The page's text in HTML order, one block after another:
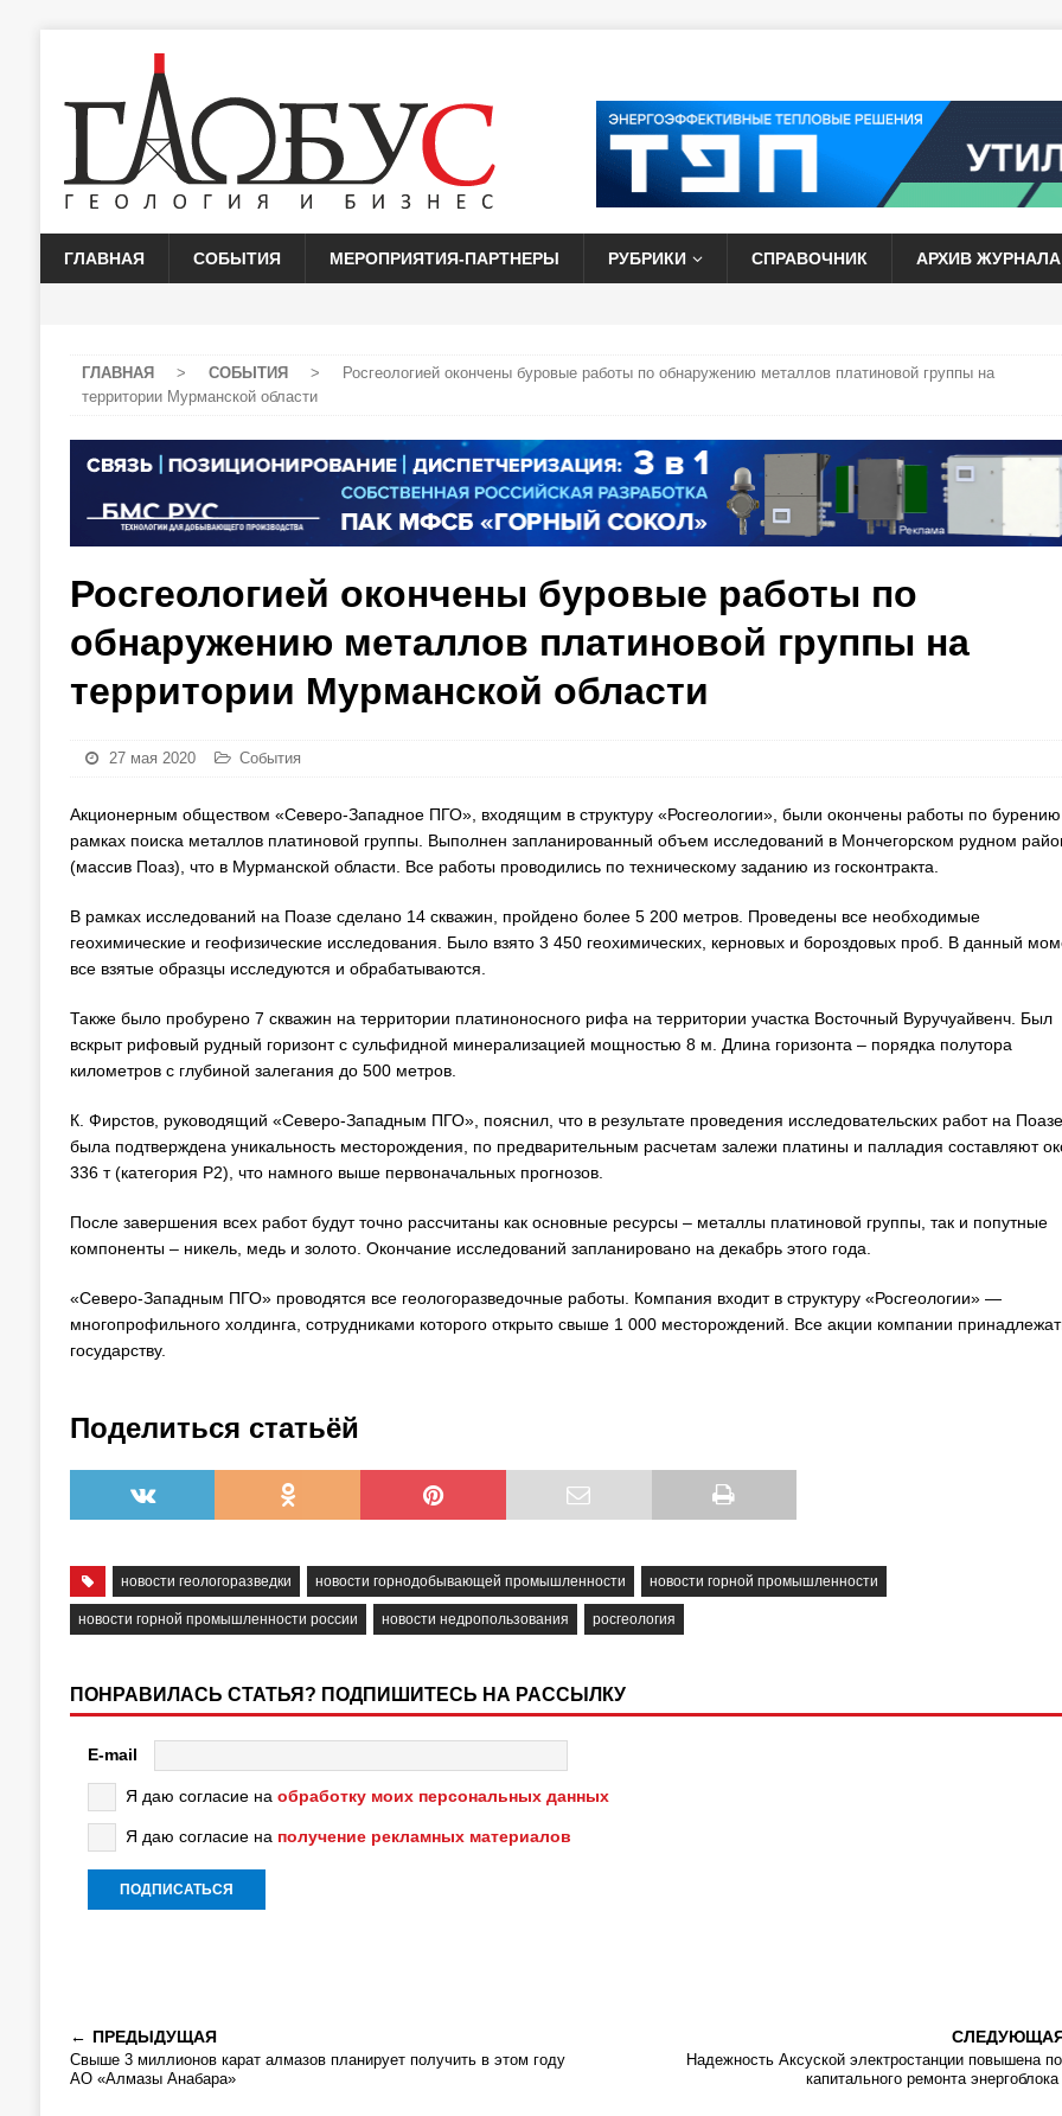
ГЛАВНАЯ СОБЫТИЯ МЕРОПРИЯТИЯ-ПАРТНЕРЫ РУБРИКИ СПРАВОЧНИК АРХИВ ЖУРНАЛА
ГЛАВНАЯ > СОБЫТИЯ >
Росгеологией окончены буровые работы по обнаружению металлов платиновой группы на
территории Мурманской области
Росгеологией окончены буровые работы по
обнаружению металлов платиновой группы на
территории Мурманской области
27 мая 2020 События
Акционерным обществом «Северо-Западное ПГО», входящим в структуру «Росгеологии», были окончены работы по
рамках поиска металлов платиновой группы. Выполнен запланированный объем исследований в Мончегорском рудном
(массив Поаз), что в Мурманской области. Все работы проводились по техническому заданию из госконтракта.
В рамках исследований на Поазе сделано 14 скважин, пройдено более 5 200 метров. Проведены все необходимые
геохимические и геофизические исследования. Было взято 3 450 геохимических, керновых и бороздовых проб. В данный
все взятые образцы исследуются и обрабатываются.
Также было пробурено 7 скважин на территории платиноносного рифа на территории участка Восточный Вуручуайвенч. Был
вскрыт рифовый рудный горизонт с сульфидной минерализацией мощностью 8 м. Длина горизонта – порядка полутора
километров с глубиной залегания до 500 метров.
К. Фирстов, руководящий «Северо-Западным ПГО», пояснил, что в результате проведения исследовательских работ на Поазе
была подтверждена уникальность месторождения, по предварительным расчетам залежи платины и палладия составляют
336 т (категория Р2), что намного выше первоначальных прогнозов.
После завершения всех работ будут точно рассчитаны как основные ресурсы – металлы платиновой группы, так и попутные
компоненты – никель, медь и золото. Окончание исследований запланировано на декабрь этого года.
«Северо-Западным ПГО» проводятся все геологоразведочные работы. Компания входит в структуру «Росгеологии» —
многопрофильного холдинга, сотрудниками которого открыто свыше 1 000 месторождений. Все акции компании
государству.
Поделиться статьёй
новости геологоразведки новости горнодобывающей промышленности новости горной промышленности
новости горной промышленности россии новости недропользования росгеология
ПОНРАВИЛАСЬ СТАТЬЯ? ПОДПИШИТЕСЬ НА РАССЫЛКУ
E-mail
Я даю согласие на обработку моих персональных данных
Я даю согласие на получение рекламных материалов
ПРЕДЫДУЩАЯ
Свыше 3 миллионов карат алмазов планирует получить в этом году
АО «Алмазы Анабара»
Надежность Аксуской электростанции повышена
капитального ремонта